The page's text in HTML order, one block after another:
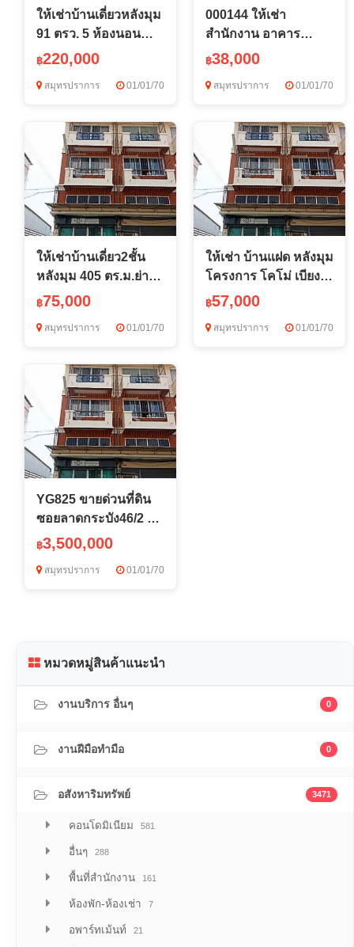
ให้เช่าบ้านเดี่ยวหลังมุม
91 ตรว. 5 ห้องนอน
ลาดพร้าว 18 รัชดา 19
ลาดพร้าว เพียง 5
฿220,000
สมุทรปราการ 01/01/70
000144 ให้เช่า
สำนักงาน อาคาร
ไอยรา ชั้นทั้งหมด 1 ชั้น
ใกล้กับ -
฿38,000
สมุทรปราการ 01/01/70
ให้เช่าบ้านเดี่ยว2ชั้น
หลังมุม 405 ตร.ม.ย่าน
สุทธิสาร
เหมาะทำโฮมออฟฟ
฿75,000
สมุทรปราการ 01/01/70
ให้เช่า บ้านแฝด หลังมุม
โครงการ โคโม่ เบียง
ก้า บางนา Como
Eco Living ใกล้เมกะ
฿57,000
สมุทรปราการ 01/01/70
YG825 ขายด่วนที่ดิน
ซอยลาดกระบัง46/2 วิว
สนามบินสุวรรณภูมิ
฿3,500,000
สมุทรปราการ 01/01/70
หมวดหมู่สินค้าแนะนำ
งานบริการ อื่นๆ 0
งานฝีมือทำมือ 0
อสังหาริมทรัพย์ 3471
คอนโดมิเนียม 581
อื่นๆ 288
พื้นที่สำนักงาน 161
ห้องพัก-ห้องเช่า 7
อพาร์ทเม้นท์ 21